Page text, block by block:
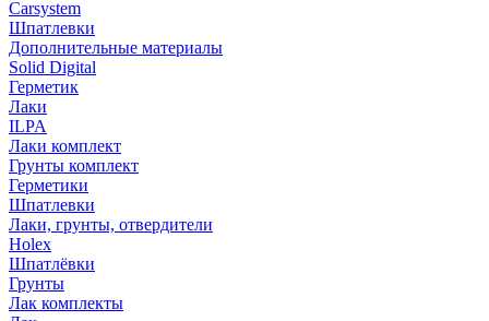
Carsystem
Шпатлевки
Дополнительные материалы
Solid Digital
Герметик
Лаки
ILPA
Лаки комплект
Грунты комплект
Герметики
Шпатлевки
Лаки, грунты, отвердители
Holex
Шпатлёвки
Грунты
Лак комплекты